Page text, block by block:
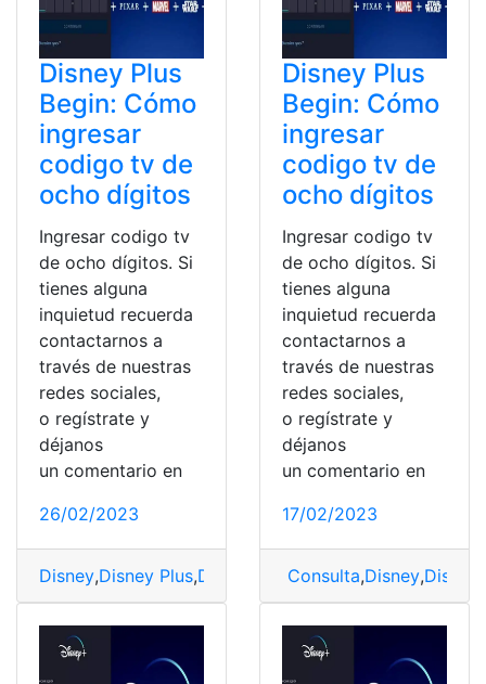
Disney Plus
Begin: Cómo
ingresar
codigo tv de
ocho dígitos
Ingresar codigo tv
de ocho dígitos. Si
tienes alguna
inquietud recuerda
contactarnos a
través de nuestras
redes sociales,
o regístrate y
déjanos
un comentario en
26/02/2023
Disney,Disney Plus,Disney Plus Begin,Disney+
Disney Plus
Begin: Cómo
ingresar
codigo tv de
ocho dígitos
Ingresar codigo tv
de ocho dígitos. Si
tienes alguna
inquietud recuerda
contactarnos a
través de nuestras
redes sociales,
o regístrate y
déjanos
un comentario en
17/02/2023
Consulta,Disney,Disney